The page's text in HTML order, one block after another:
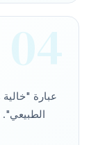
04
عبارة